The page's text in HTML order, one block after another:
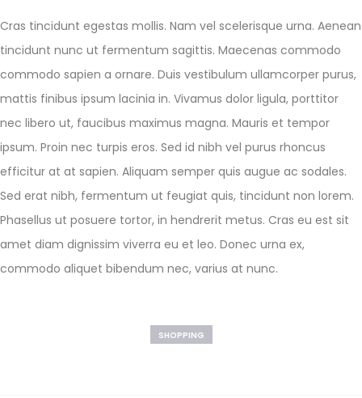
Cras tincidunt egestas mollis. Nam vel scelerisque urna. Aenean
tincidunt nunc ut fermentum sagittis. Maecenas commodo
commodo sapien a ornare. Duis vestibulum ullamcorper purus,
mattis finibus ipsum lacinia in. Vivamus dolor ligula, porttitor
nec libero ut, faucibus maximus magna. Mauris et tempor
ipsum. Proin nec turpis eros. Sed id nibh vel purus rhoncus
efficitur at at sapien. Aliquam semper quis augue ac sodales.
Sed erat nibh, fermentum ut feugiat quis, tincidunt non lorem.
Phasellus ut posuere tortor, in hendrerit metus. Cras eu est sit
amet diam dignissim viverra eu et leo. Donec urna ex,
commodo aliquet bibendum nec, varius at nunc.
SHOPPING